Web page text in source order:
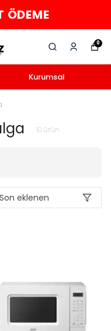
ÖDEME
0
Kurumsal
10 ürün
Son eklenen